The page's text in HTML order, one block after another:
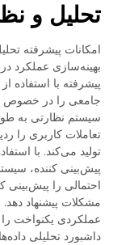
تحلیل و
امکانات پیشرفته
بهینه‌سازی عملکرد
پیشرفته با استفاده
جامعی را در خصوص
سیستم نظارتی به
تعاملات کاربری را
تولید می‌کند. با
پیش‌بینی کننده،
احتمالی را پیش‌بینی
مشکلات پیشنهاد
عملکردی یکنواخت
داشبورد تحلیلی